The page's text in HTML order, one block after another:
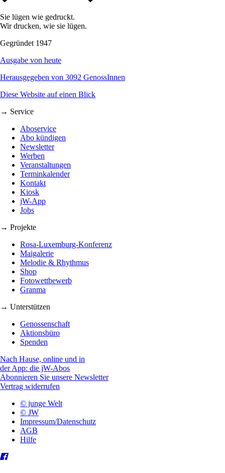
Sie lügen wie gedruckt.
Wir drucken, wie sie lügen.
Gegründet 1947
Ausgabe von heute
Herausgegeben von 3092 GenossInnen
Diese Website auf einen Blick
→ Service
Aboservice
Abo kündigen
Newsletter
Werben
Veranstaltungen
Terminkalender
Kontakt
Kiosk
jW-App
Jobs
→ Projekte
Rosa-Luxemburg-Konferenz
Maigalerie
Melodie & Rhythmus
Shop
Fotowettbewerb
Granma
→ Unterstützen
Genossenschaft
Aktionsbüro
Spenden
Nach Hause, online und in
der App: die jW-Abos
Abonnieren Sie unsere Newsletter
Vertrag widerrufen
© junge Welt
© JW
Impressum/Datenschutz
AGB
Hilfe